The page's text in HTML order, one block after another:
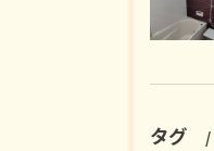
タグ